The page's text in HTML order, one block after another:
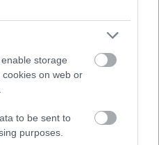
storage
on web or
to be sent to
purposes.
CSOKOLÁDÉS
fresh
chocolare)